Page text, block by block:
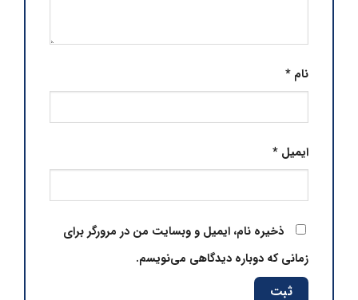
نام*
ایمیل*
ذخیره نام، ایمیل و وبسایت من در مرورگر برای
زمانی که دوباره دیدگاهی می‌نویسم.